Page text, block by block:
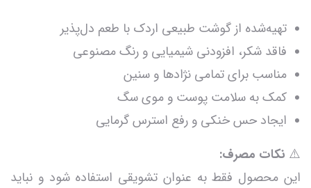
تهیه‌شده از گوشت طبیعی اردک با طعم دل‌پذیر
فاقد شکر، افزودنی شیمیایی و رنگ مصنوعی
مناسب برای تمامی نژادها و سنین
کمک به سلامت پوست و موی سگ
ایجاد حس خنکی و رفع استرس گرمایی
⚠️ نکات مصرف:
این محصول فقط به عنوان تشویقی استفاده شود و نباید